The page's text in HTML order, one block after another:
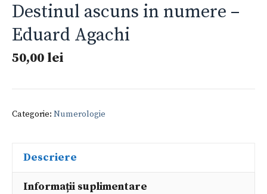
Destinul ascuns in numere –
Eduard Agachi
50,00 lei
Categorie: Numerologie
Descriere
Informații suplimentare